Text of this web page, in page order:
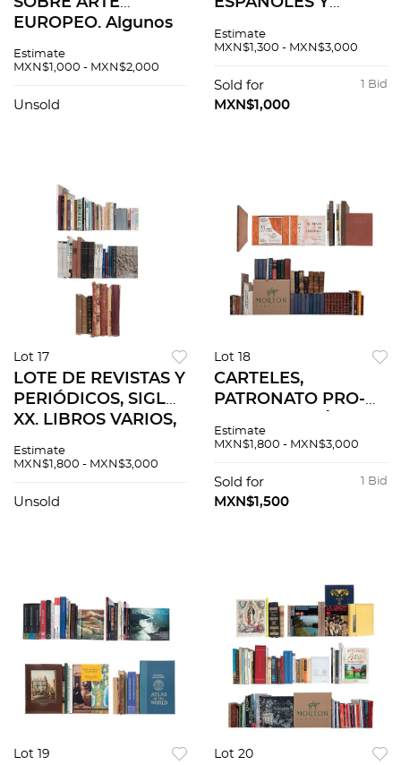
EUROPEO. Algunos
japonaise 148
couleurs. Pzs 20
Estimate
MXN$1,000 - MXN$2,000
Unsold
Cézanne. Eight
Hungarian drawings.
Sorolla y su visión.
Estimate
MXN$1,300 - MXN$3,000
1 Bid
Sold for
MXN$1,000
Lot 17
LOTE DE REVISTAS Y
PERIÓDICOS, SIGLO
XX. LIBROS VARIOS,
HISTORIA, ARTE
Fliegende Blatter.
Estimate
MXN$1,800 - MXN$3,000
Unsold
Lot 18
CARTELES,
PATRONATO PRO-
LA CATEDRAL
LIBROS SOBRE
LITERATURA,
Estimate
MXN$1,800 - MXN$3,000
1 Bid
Sold for
MXN$1,500
Lot 19 Lot 20